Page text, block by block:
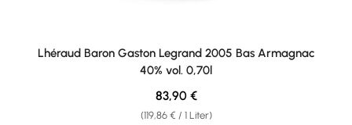
Lhéraud Baron Gaston Legrand 2005 Bas Armagnac
40% vol. 0,70l
(119,86 € / 1 Liter)
Regulärer Preis:
83,90 €